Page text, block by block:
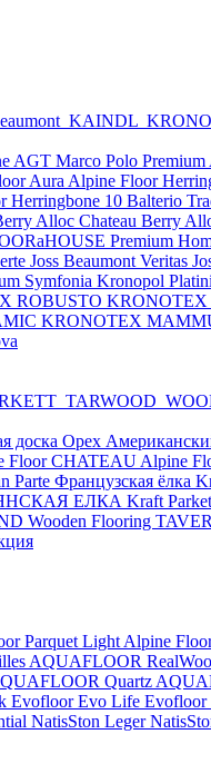
KAINDL
AGT Marco Polo Premium
Aura Alpine Floor
Herringbone 10 Balterio
Alloc Chateau Berry
Premium
Joss Beaumont Veritas
Symfonia Kronopol
ROBUSTO
KRONOTEX
TARWOOD
доска Орех
Floor CHATEAU Alpine
Parte Французская ёлка
ЕЛКА Kraft
Wooden Flooring
Parquet Light Alpine
AQUAFLOOR
Quartz
Evofloor Evo Life Evofloor
NatisSton Leger